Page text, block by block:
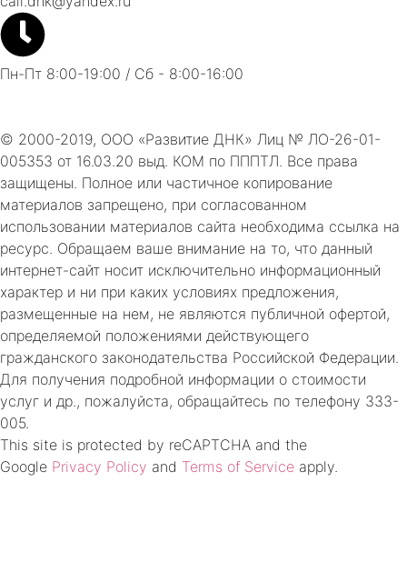
Пн-Пт 8:00-19:00 / Сб - 8:00-16:00
© 2000-2019, ООО «Развитие ДНК» Лиц № ЛО-26-01-
005353 от 16.03.20 выд. КОМ по ПППТЛ. Все права
защищены. Полное или частичное копирование
материалов запрещено, при согласованном
использовании материалов сайта необходима ссылка на
ресурс. Обращаем ваше внимание на то, что данный
интернет-сайт носит исключительно информационный
характер и ни при каких условиях предложения,
размещенные на нем, не являются публичной офертой,
определяемой положениями действующего
гражданского законодательства Российской Федерации.
Для получения подробной информации о стоимости
услуг и др., пожалуйста, обращайтесь по телефону 333-
005.
This site is protected by reCAPTCHA and the
Google Privacy Policy and Terms of Service apply.